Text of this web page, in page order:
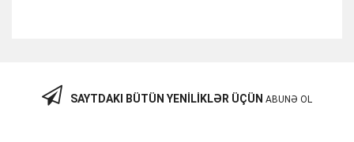
Fiberoptik 1m SM SC-UPC To SC-UPC Kabel
SAYTDAKI BÜTÜN YENILIKLƏR ÜÇÜN ABUNƏ OL